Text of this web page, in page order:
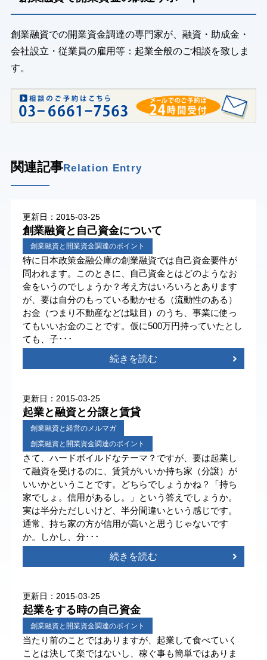
創業融資での開業資金調達の専門家が、融資・助成金・
会社設立・従業員の雇用等：起業全般のご相談を致しま
す。
関連記事Relation Entry
更新日：2015-03-25
創業融資と自己資金について
特に日本政策金融公庫の創業融資では自己資金要件が
問われます。このときに、自己資金とはどのようなお
金をいうのでしょうか？考え方はいろいろとあります
が、要は自分のもっている動かせる（流動性のある）
お金（つまり不動産などは駄目）のうち、事業に使っ
てもいいお金のことです。仮に500万円持っていたとし
ても、子･･･
創業融資と開業資金調達のポイント
続きを読む
更新日：2015-03-25
起業と融資と分譲と賃貸
さて、ハードボイルドなテーマ？ですが、要は起業し
て融資を受けるのに、賃貸がいいか持ち家（分譲）が
いいかということです。どちらでしょうかね？「持ち
家でしょ。信用があるし。」という答えでしょうか。
実は半分ただしいけど、半分間違いという感じです。
通常、持ち家の方が信用が高いと思うじゃないです
か。しかし、分･･･
創業融資と経営のメルマガ
創業融資と開業資金調達のポイント
続きを読む
更新日：2015-03-25
起業をする時の自己資金
当たり前のことではありますが、起業して食べていく
ことは決して楽ではないし、稼ぐ事も簡単ではありま
創業融資と開業資金調達のポイント